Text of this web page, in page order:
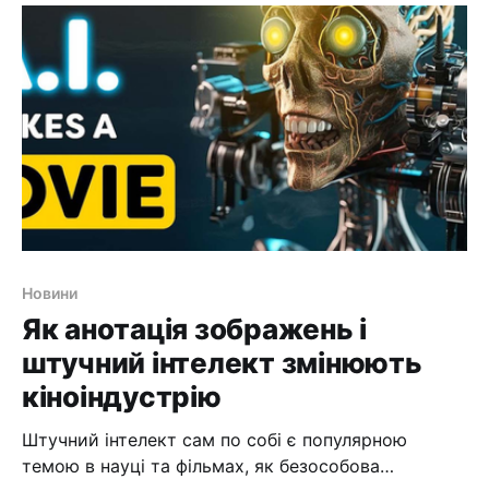
створювати власні набори даних, які
безпосередньо впливають на ваш проект, що
призводить до індивідуальних рішень ШІ.
Новини
Як анотація зображень і
штучний інтелект змінюють
кіноіндустрію
Штучний інтелект сам по собі є популярною
темою в науці та фільмах, як безособова